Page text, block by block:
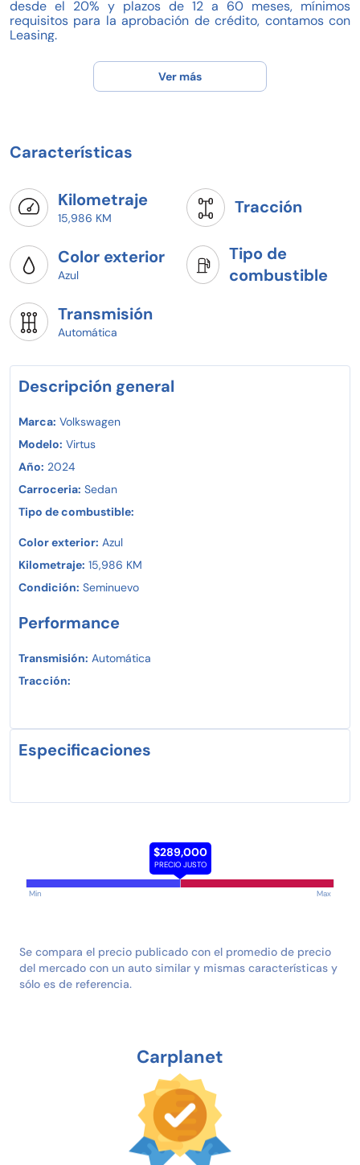
desde el 20% y plazos de 12 a 60 meses, mínimos
requisitos para la aprobación de crédito, contamos con
Leasing.
" Pregunta por nuestras promociones por este medio o en
el número de contacto y recibe promociones
Ver más
Características
Kilometraje
15,986 KM
Tracción
Color exterior
Azul
Tipo de
combustible
Transmisión
Automática
Descripción general
Marca: Volkswagen
Modelo: Virtus
Año: 2024
Carroceria: Sedan
Tipo de combustible:
Color exterior: Azul
Kilometraje: 15,986 KM
Condición: Seminuevo
Performance
Transmisión: Automática
Tracción:
Especificaciones
$289,000
PRECIO JUSTO
Min Max
Se compara el precio publicado con el promedio de precio
del mercado con un auto similar y mismas características y
sólo es de referencia.
Carplanet